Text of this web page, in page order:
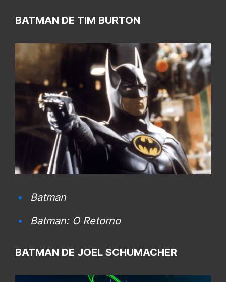
BATMAN DE TIM BURTON
Batman
Batman: O Retorno
BATMAN DE JOEL SCHUMACHER